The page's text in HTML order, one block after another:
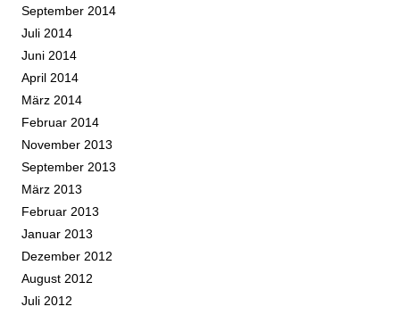
September 2014
Juli 2014
Juni 2014
April 2014
März 2014
Februar 2014
November 2013
September 2013
März 2013
Februar 2013
Januar 2013
Dezember 2012
August 2012
Juli 2012